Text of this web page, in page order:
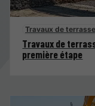
Travaux de
Travaux de
première étape